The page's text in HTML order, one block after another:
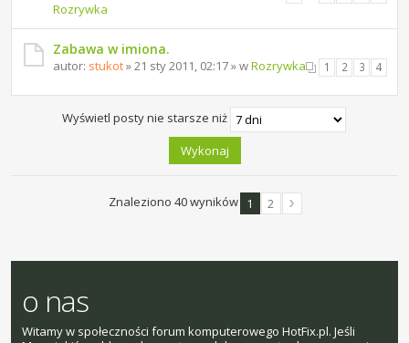
Rozrywka
Zabawa w imiona.
1 2 3 4
autor: stukot» 21 sty 2011, 02:17 » wRozrywka
Wyświetl posty nie starsze niż
Znaleziono 40 wyników 1 2
o nas
Witamy w społeczności forum komputerowego HotFix.pl. Jeśli